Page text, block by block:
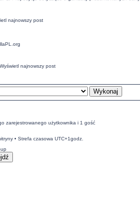
zarejestrowanego użytkownika i 1 gość
• Strefa czasowa UTC+1godz.